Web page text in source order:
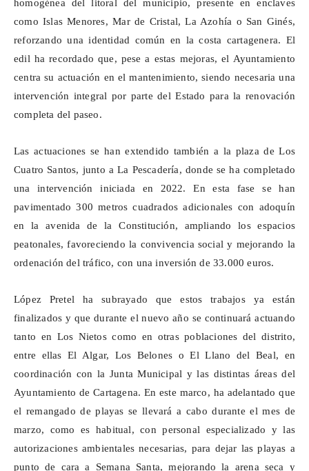
homogénea del litoral del municipio, presente en enclaves
como Islas Menores, Mar de Cristal, La Azohía o San Ginés,
reforzando una identidad común en la costa cartagenera. El
edil ha recordado que, pese a estas mejoras, el Ayuntamiento
centra su actuación en el mantenimiento, siendo necesaria una
intervención integral por parte del Estado para la renovación
completa del paseo.
Las actuaciones se han extendido también a la plaza de Los
Cuatro Santos, junto a La Pescadería, donde se ha completado
una intervención iniciada en 2022. En esta fase se han
pavimentado 300 metros cuadrados adicionales con adoquín
en la avenida de la Constitución, ampliando los espacios
peatonales, favoreciendo la convivencia social y mejorando la
ordenación del tráfico, con una inversión de 33.000 euros.
López Pretel ha subrayado que estos trabajos ya están
finalizados y que durante el nuevo año se continuará actuando
tanto en Los Nietos como en otras poblaciones del distrito,
entre ellas El Algar, Los Belones o El Llano del Beal, en
coordinación con la Junta Municipal y las distintas áreas del
Ayuntamiento de Cartagena. En este marco, ha adelantado que
el remangado de playas se llevará a cabo durante el mes de
marzo, como es habitual, con personal especializado y las
autorizaciones ambientales necesarias, para dejar las playas a
punto de cara a Semana Santa, mejorando la arena seca y